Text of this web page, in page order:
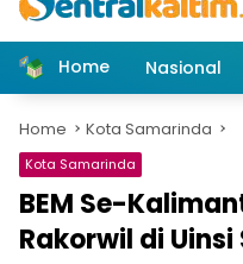
Home Nasional
Home Kota Samarinda
Kota Samarinda
BEM Se-
Rakorwil di